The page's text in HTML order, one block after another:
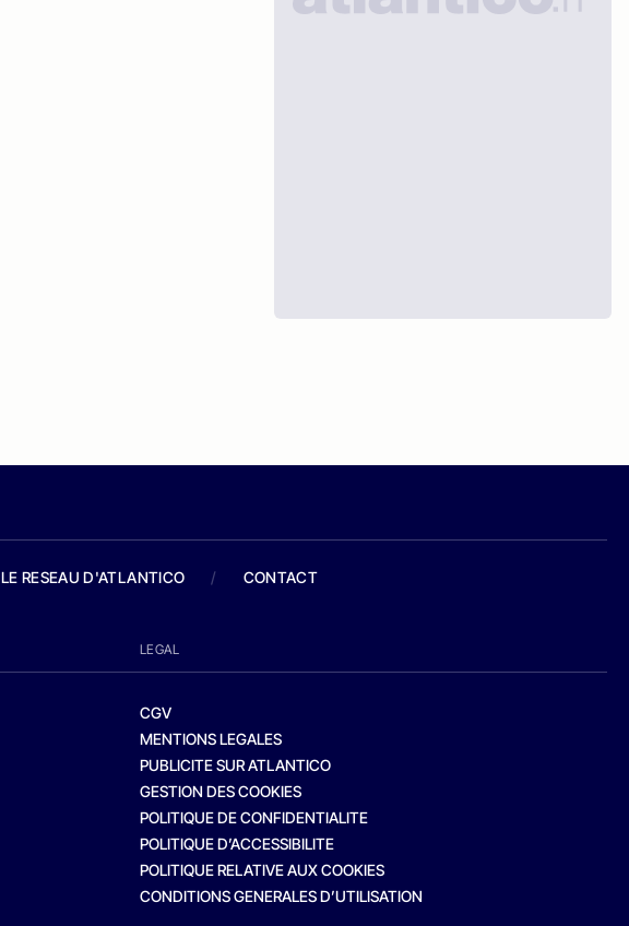
LE RESEAU D'ATLANTICO / CONTACT
LEGAL
CGV
MENTIONS LEGALES
PUBLICITE SUR ATLANTICO
GESTION DES COOKIES
POLITIQUE DE CONFIDENTIALITE
POLITIQUE D’ACCESSIBILITE
POLITIQUE RELATIVE AUX COOKIES
CONDITIONS GENERALES D’UTILISATION